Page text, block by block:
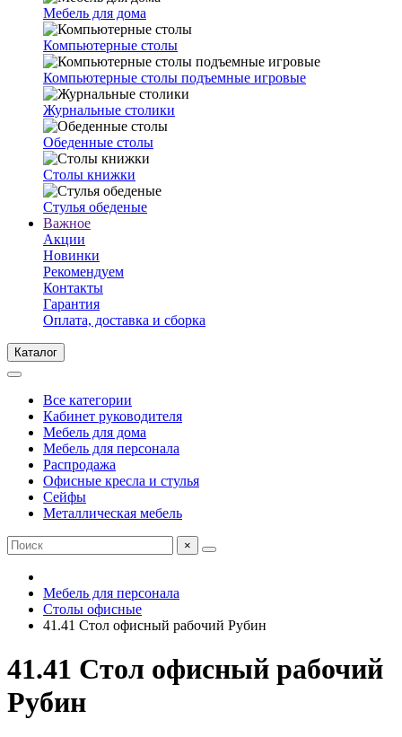
Мебель для дома
Компьютерные столы
Компьютерные столы подъемные игровые
Журнальные столики
Обеденные столы
Столы книжки
Стулья обеденые
Важное
Акции
Новинки
Рекомендуем
Контакты
Гарантия
Оплата, доставка и сборка
Каталог
Все категории
Кабинет руководителя
Мебель для дома
Мебель для персонала
Распродажа
Офисные кресла и стулья
Сейфы
Металлическая мебель
×
Мебель для персонала
Столы офисные
41.41 Стол офисный рабочий Рубин
41.41 Стол офисный рабочий
Рубин